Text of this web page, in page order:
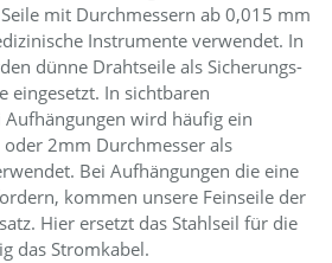
mit Durchmessern ab 0,015 mm
Instrumente verwendet. In
dünne Drahtseile als Sicherungs-
eingesetzt. In sichtbaren
wird häufig ein
2mm Durchmesser als
Bei Aufhängungen die eine
kommen unsere Feinseile der
Hier ersetzt das Stahlseil für die
das Stromkabel.